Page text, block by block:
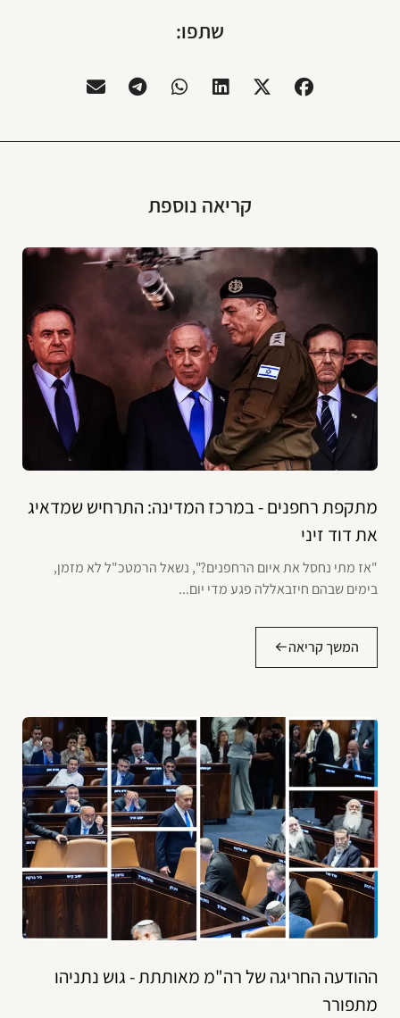
שתפו:
קריאה נוספת
מתקפת רחפנים - במרכז המדינה: התרחיש שמדאיג
את דוד זיני
"אז מתי נחסל את איום הרחפנים?", נשאל הרמטכ"ל לא מזמן,
בימים שבהם חיזבאללה פגע מדי יום...
המשך קריאה
ההודעה החריגה של רה"מ מאותתת - גוש נתניהו
מתפורר